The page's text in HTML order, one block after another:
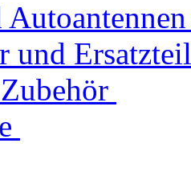
und